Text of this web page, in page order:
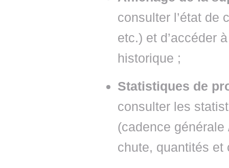
consulter l’état de
etc.) et d’accéder
historique ;
Statistiques de
consulter les
(cadence
chute, quantités et